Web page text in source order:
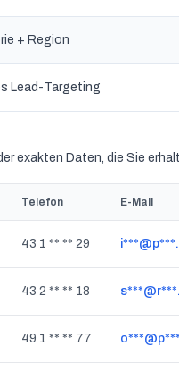
+ Region
Lead-Targeting
exakten Daten, die Sie
Telefon E-Mail
43 1 ** ** 29
43 2 ** ** 18
49 1 ** ** 77